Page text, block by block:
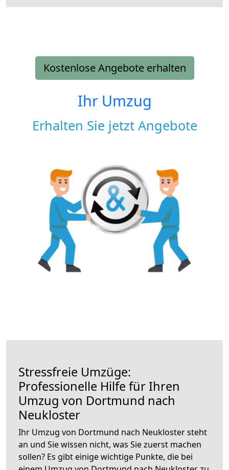
Kostenlose Angebote erhalten
Ihr Umzug
Erhalten Sie jetzt Angebote
Stressfreie Umzüge:
Professionelle Hilfe für Ihren
Umzug von Dortmund nach
Neukloster
Ihr Umzug von Dortmund nach Neukloster steht
an und Sie wissen nicht, was Sie zuerst machen
sollen? Es gibt einige wichtige Punkte, die bei